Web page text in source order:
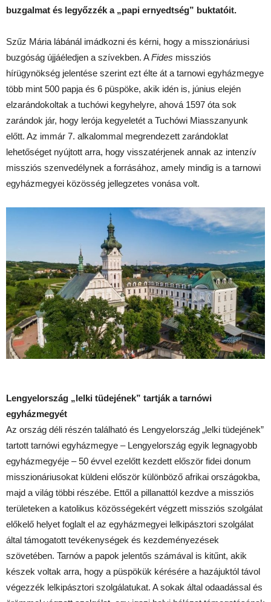
buzgalmat és legyőzzék a „papi ernyedtség” buktatóit.
Szűz Mária lábánál imádkozni és kérni, hogy a misszionáriusi
buzgóság újjáéledjen a szívekben. AFides missziós
hírügynökség jelentése szerint ezt élte át a tarnowi egyházmegye
több mint 500 papja és 6 püspöke, akik idén is, június elején
elzarándokoltak a tuchówi kegyhelyre, ahová 1597 óta sok
zarándok jár, hogy lerója kegyeletét a Tuchówi Miasszanyunk
előtt. Az immár 7. alkalommal megrendezett zarándoklat
lehetőséget nyújtott arra, hogy visszatérjenek annak az intenzív
missziós szenvedélynek a forrásához, amely mindig is a tarnowi
egyházmegyei közösség jellegzetes vonása volt.
Lengyelország „lelki tüdejének” tartják a tarnówi
egyházmegyét
Az ország déli részén található és Lengyelország „lelki tüdejének”
tartott tarnówi egyházmegye – Lengyelország egyik legnagyobb
egyházmegyéje – 50 évvel ezelőtt kezdett először fidei donum
misszionáriusokat küldeni először különböző afrikai országokba,
majd a világ többi részébe. Ettől a pillanattól kezdve a missziós
területeken a katolikus közösségekért végzett missziós szolgálat
előkelő helyet foglalt el az egyházmegyei lelkipásztori szolgálat
által támogatott tevékenységek és kezdeményezések
szövetében. Tarnów a papok jelentős számával is kitűnt, akik
készek voltak arra, hogy a püspökük kérésére a hazájuktól távol
végezzék lelkipásztori szolgálatukat. A sokak által odaadással és